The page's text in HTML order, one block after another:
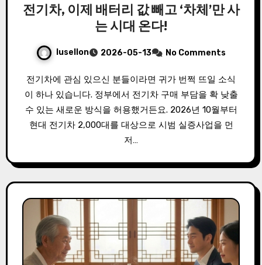
전기차, 이제 배터리 값 빼고 ‘차체’만 사
는 시대 온다!
lusellon 2026-05-13 No Comments
전기차에 관심 있으신 분들이라면 귀가 번쩍 뜨일 소식
이 하나 있습니다. 정부에서 전기차 구매 부담을 확 낮출
수 있는 새로운 방식을 허용했거든요. 2026년 10월부터
현대 전기차 2,000대를 대상으로 시범 실증사업을 먼
저…